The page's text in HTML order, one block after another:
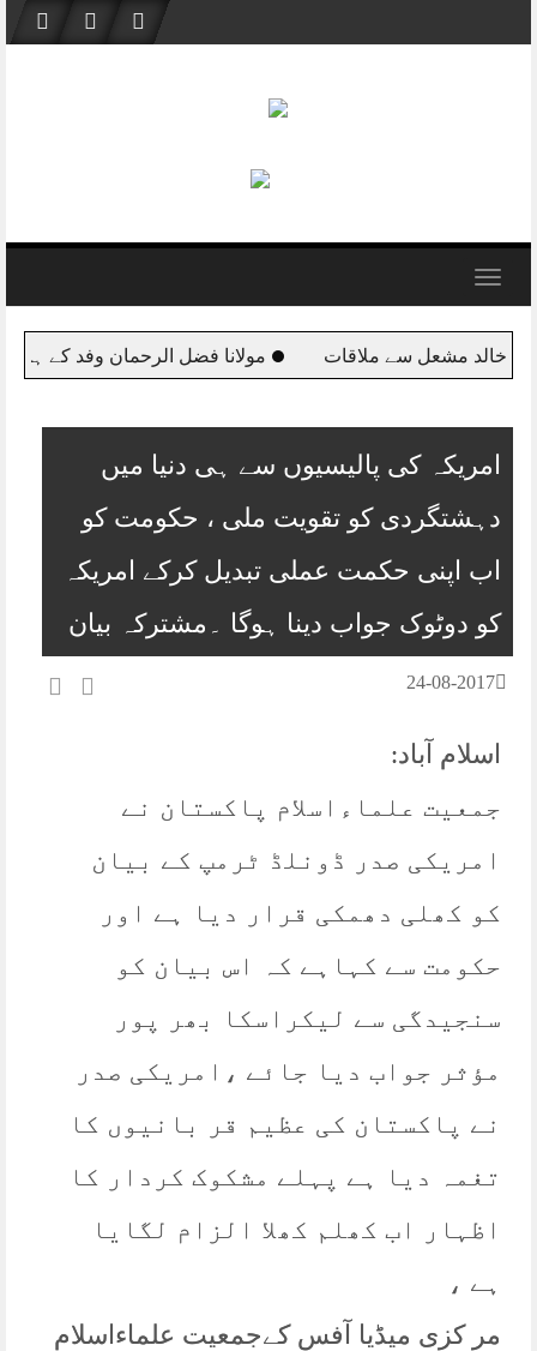
content
Toggle
کے ہمراہ قطر پہنچ گئے اس وقت ملکی سالمیت کا مسئلہ
امریکہ کی پالیسیوں سے ہی دنیا میں
دہشتگردی کو تقویت ملی ، حکومت کو
اب اپنی حکمت عملی تبدیل کرکے امریکہ
کو دوٹوک جواب دینا ہوگا ۔مشترکہ بیان
24-08-2017
اسلام آباد:
جمعیت علماءاسلام پاکستان نے
امریکی صدر ڈونلڈ ٹرمپ کے بیان
کو کھلی دھمکی قرار دیا ہے اور
حکومت سے کہاہے کہ اس بیان کو
سنجیدگی سے لیکراسکا بھر پور
مؤثر جواب دیا جائے ،امریکی صدر
نے پاکستان کی عظیم قر بانیوں کا
تغمہ دیا ہے پہلے مشکوک کردار کا
اظہار اب کھلم کھلا الزام لگایا
ہے ،
مر کزی میڈیا آفس کےجمعیت علماءاسلام